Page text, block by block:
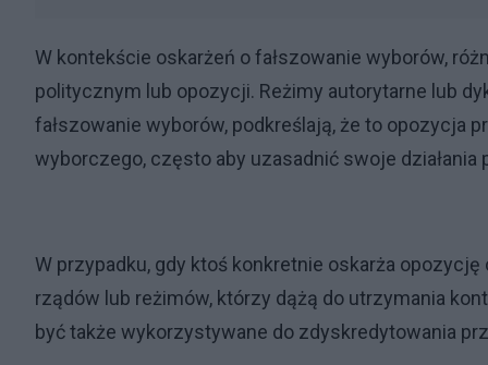
W kontekście oskarżeń o fałszowanie wyborów,
politycznym lub opozycji. Reżimy autorytarne lub
fałszowanie wyborów, podkreślają, że to opozycja
wyborczego, często aby uzasadnić swoje działania
W przypadku, gdy ktoś konkretnie oskarża
rządów lub reżimów, którzy dążą do utrzymania
być także wykorzystywane do zdyskredytowania